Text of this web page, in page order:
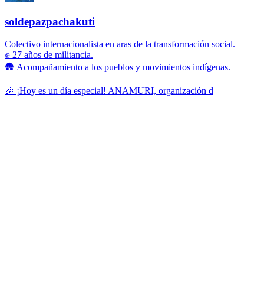
soldepazpachakuti
Colectivo internacionalista en aras de la transformación social.
✊ 27 años de militancia.
🛖 Acompañamiento a los pueblos y movimientos indígenas.
🎉 ¡Hoy es un día especial! ANAMURI, organización d